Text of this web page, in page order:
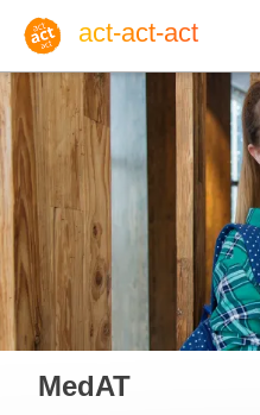
act-act-act
Anmelden
Blog
So, 09. August
MedAT